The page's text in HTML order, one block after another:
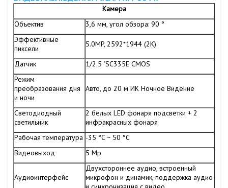
Камера
Объектив
3,6 мм, угол обзора: 90 °
Эффективные
пиксели
5.0MP, 2592*1944 (2K)
Датчик
1/2.5 "SC335E CMOS
Режим
преобразования дня
и ночи
Авто, до 20 м ИК Ночное Видение
Светодиодный
светильник
2 белых LED фонаря подсветки + 2
инфракрасных фонаря
Рабочая температура -35 °C ~ 50 °C
Видеовыход
5 Mp
Аудиоинтерфейс
Двухстороннее аудио, встроенный
микрофон и динамик, поддержка аудио